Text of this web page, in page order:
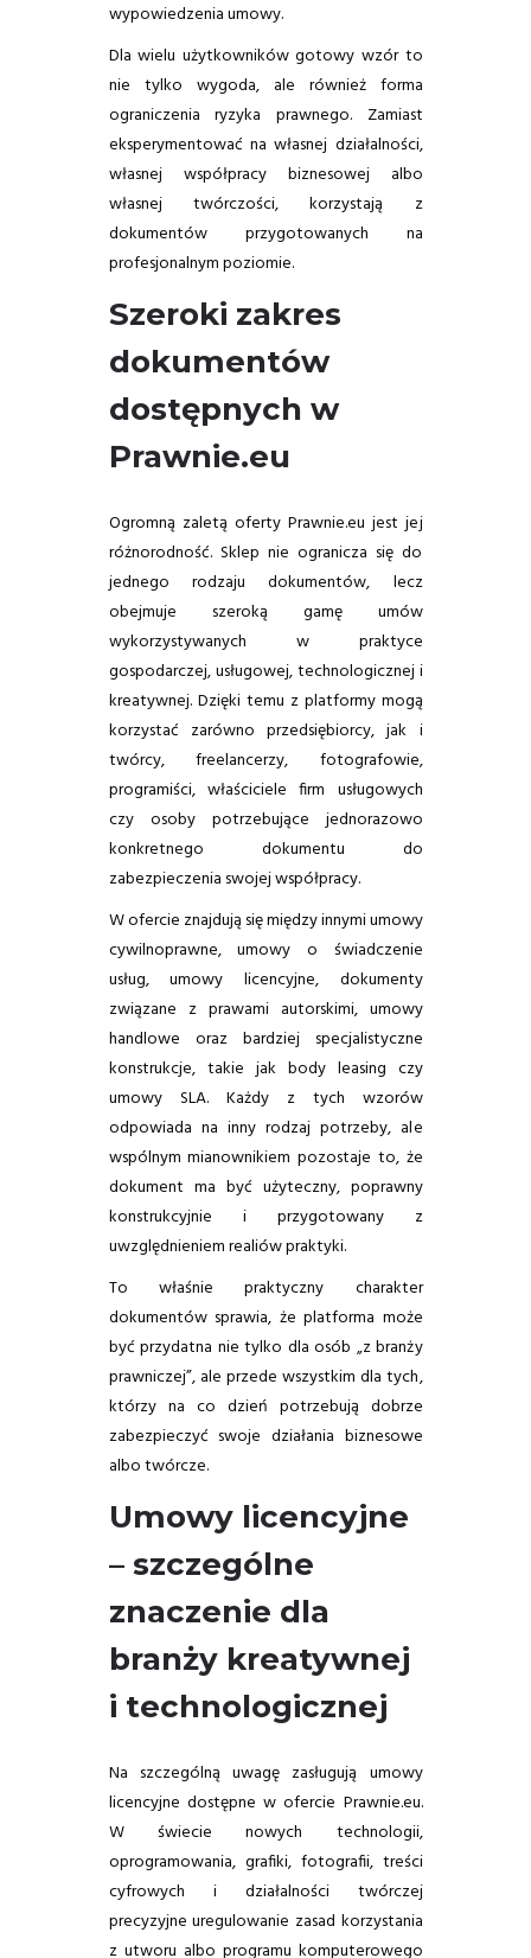
wypowiedzenia umowy.
Dla wielu użytkowników gotowy wzór to
nie tylko wygoda, ale również forma
ograniczenia ryzyka prawnego. Zamiast
eksperymentować na własnej działalności,
własnej współpracy biznesowej albo
własnej twórczości, korzystają z
dokumentów przygotowanych na
profesjonalnym poziomie.
Szeroki zakres
dokumentów
dostępnych w
Prawnie.eu
Ogromną zaletą oferty Prawnie.eu jest jej
różnorodność. Sklep nie ogranicza się do
jednego rodzaju dokumentów, lecz
obejmuje szeroką gamę umów
wykorzystywanych w praktyce
gospodarczej, usługowej, technologicznej i
kreatywnej. Dzięki temu z platformy mogą
korzystać zarówno przedsiębiorcy, jak i
twórcy, freelancerzy, fotografowie,
programiści, właściciele firm usługowych
czy osoby potrzebujące jednorazowo
konkretnego dokumentu do
zabezpieczenia swojej współpracy.
W ofercie znajdują się między innymi umowy
cywilnoprawne, umowy o świadczenie
usług, umowy licencyjne, dokumenty
związane z prawami autorskimi, umowy
handlowe oraz bardziej specjalistyczne
konstrukcje, takie jak body leasing czy
umowy SLA. Każdy z tych wzorów
odpowiada na inny rodzaj potrzeby, ale
wspólnym mianownikiem pozostaje to, że
dokument ma być użyteczny, poprawny
konstrukcyjnie i przygotowany z
uwzględnieniem realiów praktyki.
To właśnie praktyczny charakter
dokumentów sprawia, że platforma może
być przydatna nie tylko dla osób „z branży
prawniczej”, ale przede wszystkim dla tych,
którzy na co dzień potrzebują dobrze
zabezpieczyć swoje działania biznesowe
albo twórcze.
Umowy licencyjne
– szczególne
znaczenie dla
branży kreatywnej
i technologicznej
Na szczególną uwagę zasługują umowy
licencyjne dostępne w ofercie Prawnie.eu.
W świecie nowych technologii,
oprogramowania, grafiki, fotografii, treści
cyfrowych i działalności twórczej
precyzyjne uregulowanie zasad korzystania
z utworu albo programu komputerowego